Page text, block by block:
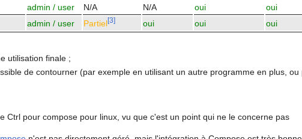
admin / user N/A N/A oui oui
admin / user Partiel[3] oui oui oui
utilisation finale ;
de contourner (par exemple en utilisant un autre programme en plus, ou
Ctrl pour compose pour linux, vu que c'est un point qui ne le concerne pas